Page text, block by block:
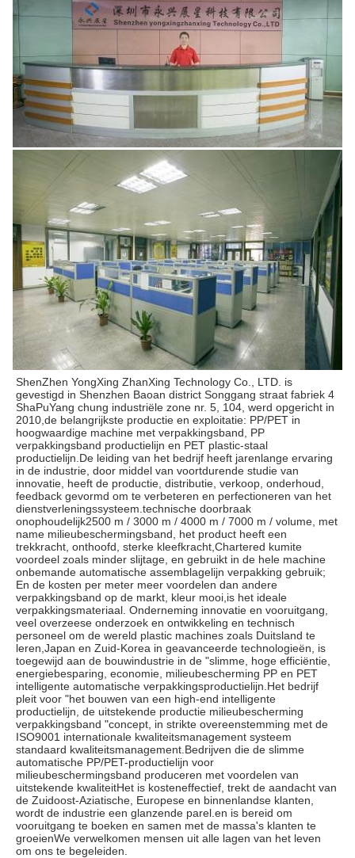
ShenZhen YongXing ZhanXing Technology Co., LTD. is
gevestigd in Shenzhen Baoan district Songgang straat fabriek 4
ShaPuYang chung industriële zone nr. 5, 104, werd opgericht in
2010,de belangrijkste productie en exploitatie: PP/PET in
hoogwaardige machine met verpakkingsband, PP
verpakkingsband productielijn en PET plastic-staal
productielijn.De leiding van het bedrijf heeft jarenlange ervaring
in de industrie, door middel van voortdurende studie van
innovatie, heeft de productie, distributie, verkoop, onderhoud,
feedback gevormd om te verbeteren en perfectioneren van het
dienstverleningssysteem.technische doorbraak
onophoudelijk2500 m / 3000 m / 4000 m / 7000 m / volume, met
name milieubeschermingsband, het product heeft een
trekkracht, onthoofd, sterke kleefkracht,Chartered kumite
voordeel zoals minder slijtage, en gebruikt in de hele machine
onbemande automatische assemblagelijn verpakking gebruik;
En de kosten per meter meer voordelen dan andere
verpakkingsband op de markt, kleur mooi,is het ideale
verpakkingsmateriaal. Onderneming innovatie en vooruitgang,
veel overzeese onderzoek en ontwikkeling en technisch
personeel om de wereld plastic machines zoals Duitsland te
leren,Japan en Zuid-Korea in geavanceerde technologieën, is
toegewijd aan de bouwindustrie in de "slimme, hoge efficiëntie,
energiebesparing, economie, milieubescherming PP en PET
intelligente automatische verpakkingsproductielijn.Het bedrijf
pleit voor "het bouwen van een high-end intelligente
productielijn, de uitstekende productie milieubescherming
verpakkingsband "concept, in strikte overeenstemming met de
ISO9001 internationale kwaliteitsmanagement systeem
standaard kwaliteitsmanagement.Bedrijven die de slimme
automatische PP/PET-productielijn voor
milieubeschermingsband produceren met voordelen van
uitstekende kwaliteitHet is kosteneffectief, trekt de aandacht van
de Zuidoost-Aziatische, Europese en binnenlandse klanten,
wordt de industrie een glanzende parel.en is bereid om
vooruitgang te boeken en samen met de massa's klanten te
groeienWe verwelkomen mensen uit alle lagen van het leven
om ons te begeleiden.